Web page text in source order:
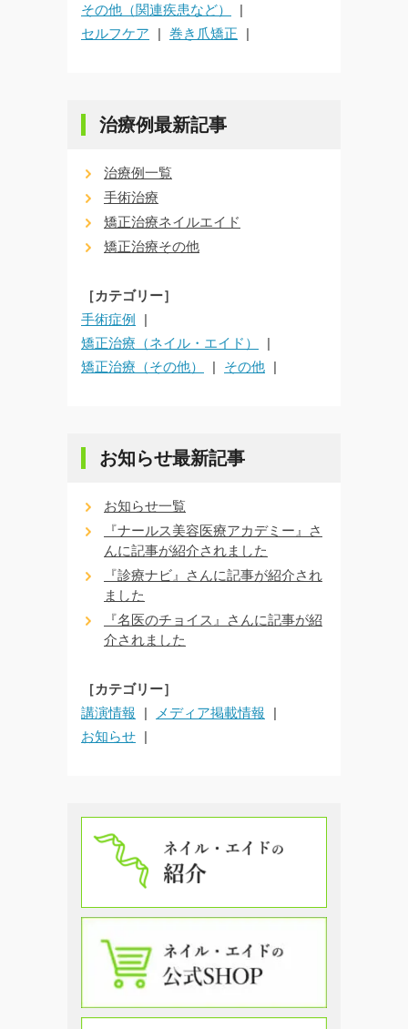
その他（関連疾患など）
セルフケア
巻き爪矯正
治療例最新記事
治療例一覧
手術治療
矯正治療ネイルエイド
矯正治療その他
［カテゴリー］
手術症例
矯正治療（ネイル・エイド）
矯正治療（その他）
その他
お知らせ最新記事
お知らせ一覧
『ナールス美容医療アカデミー』さ
んに記事が紹介されました
『診療ナビ』さんに記事が紹介され
ました
『名医のチョイス』さんに記事が紹
介されました
［カテゴリー］
講演情報
メディア掲載情報
お知らせ